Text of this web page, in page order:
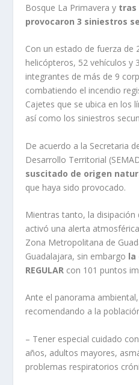
Bosque La Primavera y tras
provocaron 3 siniestros
Con un estado de fuerza de
helicópteros, 52 vehículos y
integrantes de más de 9
combatiendo el incendio
Cajetes que se ubica en los
así como los siniestros
De acuerdo a la Secretaria
Desarrollo Territorial
suscitado de origen
que haya sido provocado.
Mientras tanto, la
activó una alerta
Zona Metropolitana de
Guadalajara, sin embargo la
REGULAR con 101 puntos
Ante el panorama
recomendando a la
– Tener especial cuidado
años, adultos mayores,
problemas respiratorios